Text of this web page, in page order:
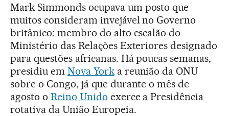
Mark Simmonds ocupava um posto que
muitos consideram invejável no Governo
britânico: membro do alto escalão do
Ministério das Relações Exteriores designado
para questões africanas. Há poucas semanas,
presidiu em Nova Yorka reunião da ONU
sobre o Congo, já que durante o mês de
agosto o Reino Unido exerce a Presidência
rotativa da União Europeia.